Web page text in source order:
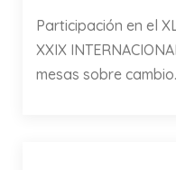
Participación en el
XXIX
mesas sobre